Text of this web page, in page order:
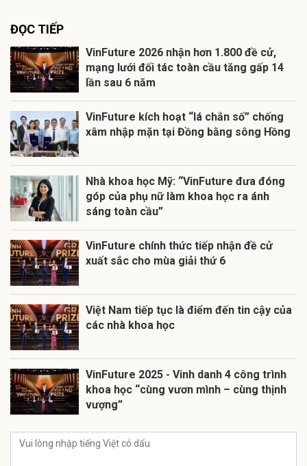
ĐỌC TIẾP
VinFuture 2026 nhận hơn 1.800 đề cử,
mạng lưới đối tác toàn cầu tăng gấp 14
lần sau 6 năm
VinFuture kích hoạt “lá chắn số” chống
xâm nhập mặn tại Đồng bằng sông Hồng
Nhà khoa học Mỹ: “VinFuture đưa đóng
góp của phụ nữ làm khoa học ra ánh
sáng toàn cầu”
VinFuture chính thức tiếp nhận đề cử
xuất sắc cho mùa giải thứ 6
Việt Nam tiếp tục là điểm đến tin cậy của
các nhà khoa học
VinFuture 2025 - Vinh danh 4 công trình
khoa học “cùng vươn mình – cùng thịnh
vượng”